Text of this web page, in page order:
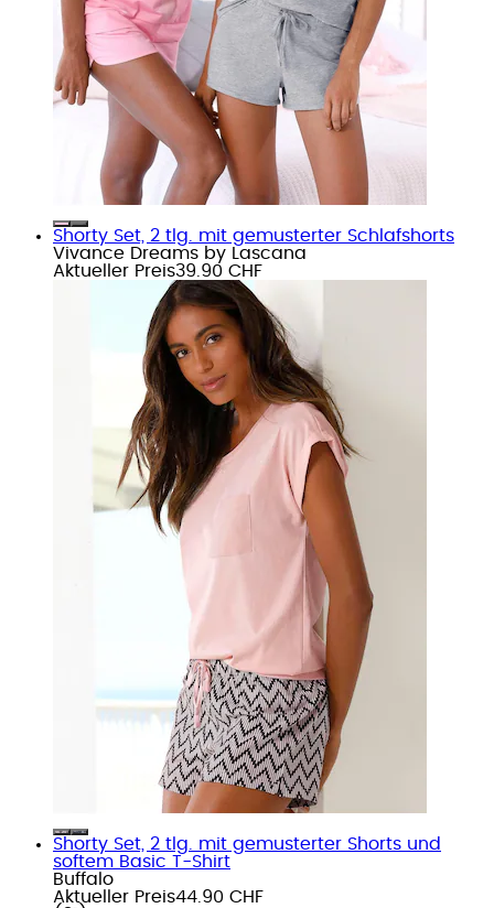
Shorty Set, 2 tlg. mit gemusterter Schlafshorts
Vivance Dreams by Lascana
Aktueller Preis39.90 CHF
Shorty Set, 2 tlg. mit gemusterter Shorts und
softem Basic T-Shirt
Buffalo
Aktueller Preis44.90 CHF